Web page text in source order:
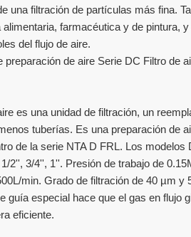
una filtración de partículas más fina.
farmacéutica y de
del flujo de aire.
es una unidad de filtración, un
tuberías. Es una preparación de
de la serie NTA D FRL. Los
2'', 3/4'', 1''. Presión de trabajo de
min. Grado de filtración de 40 µm
guía especial hace que el gas en
eficiente.